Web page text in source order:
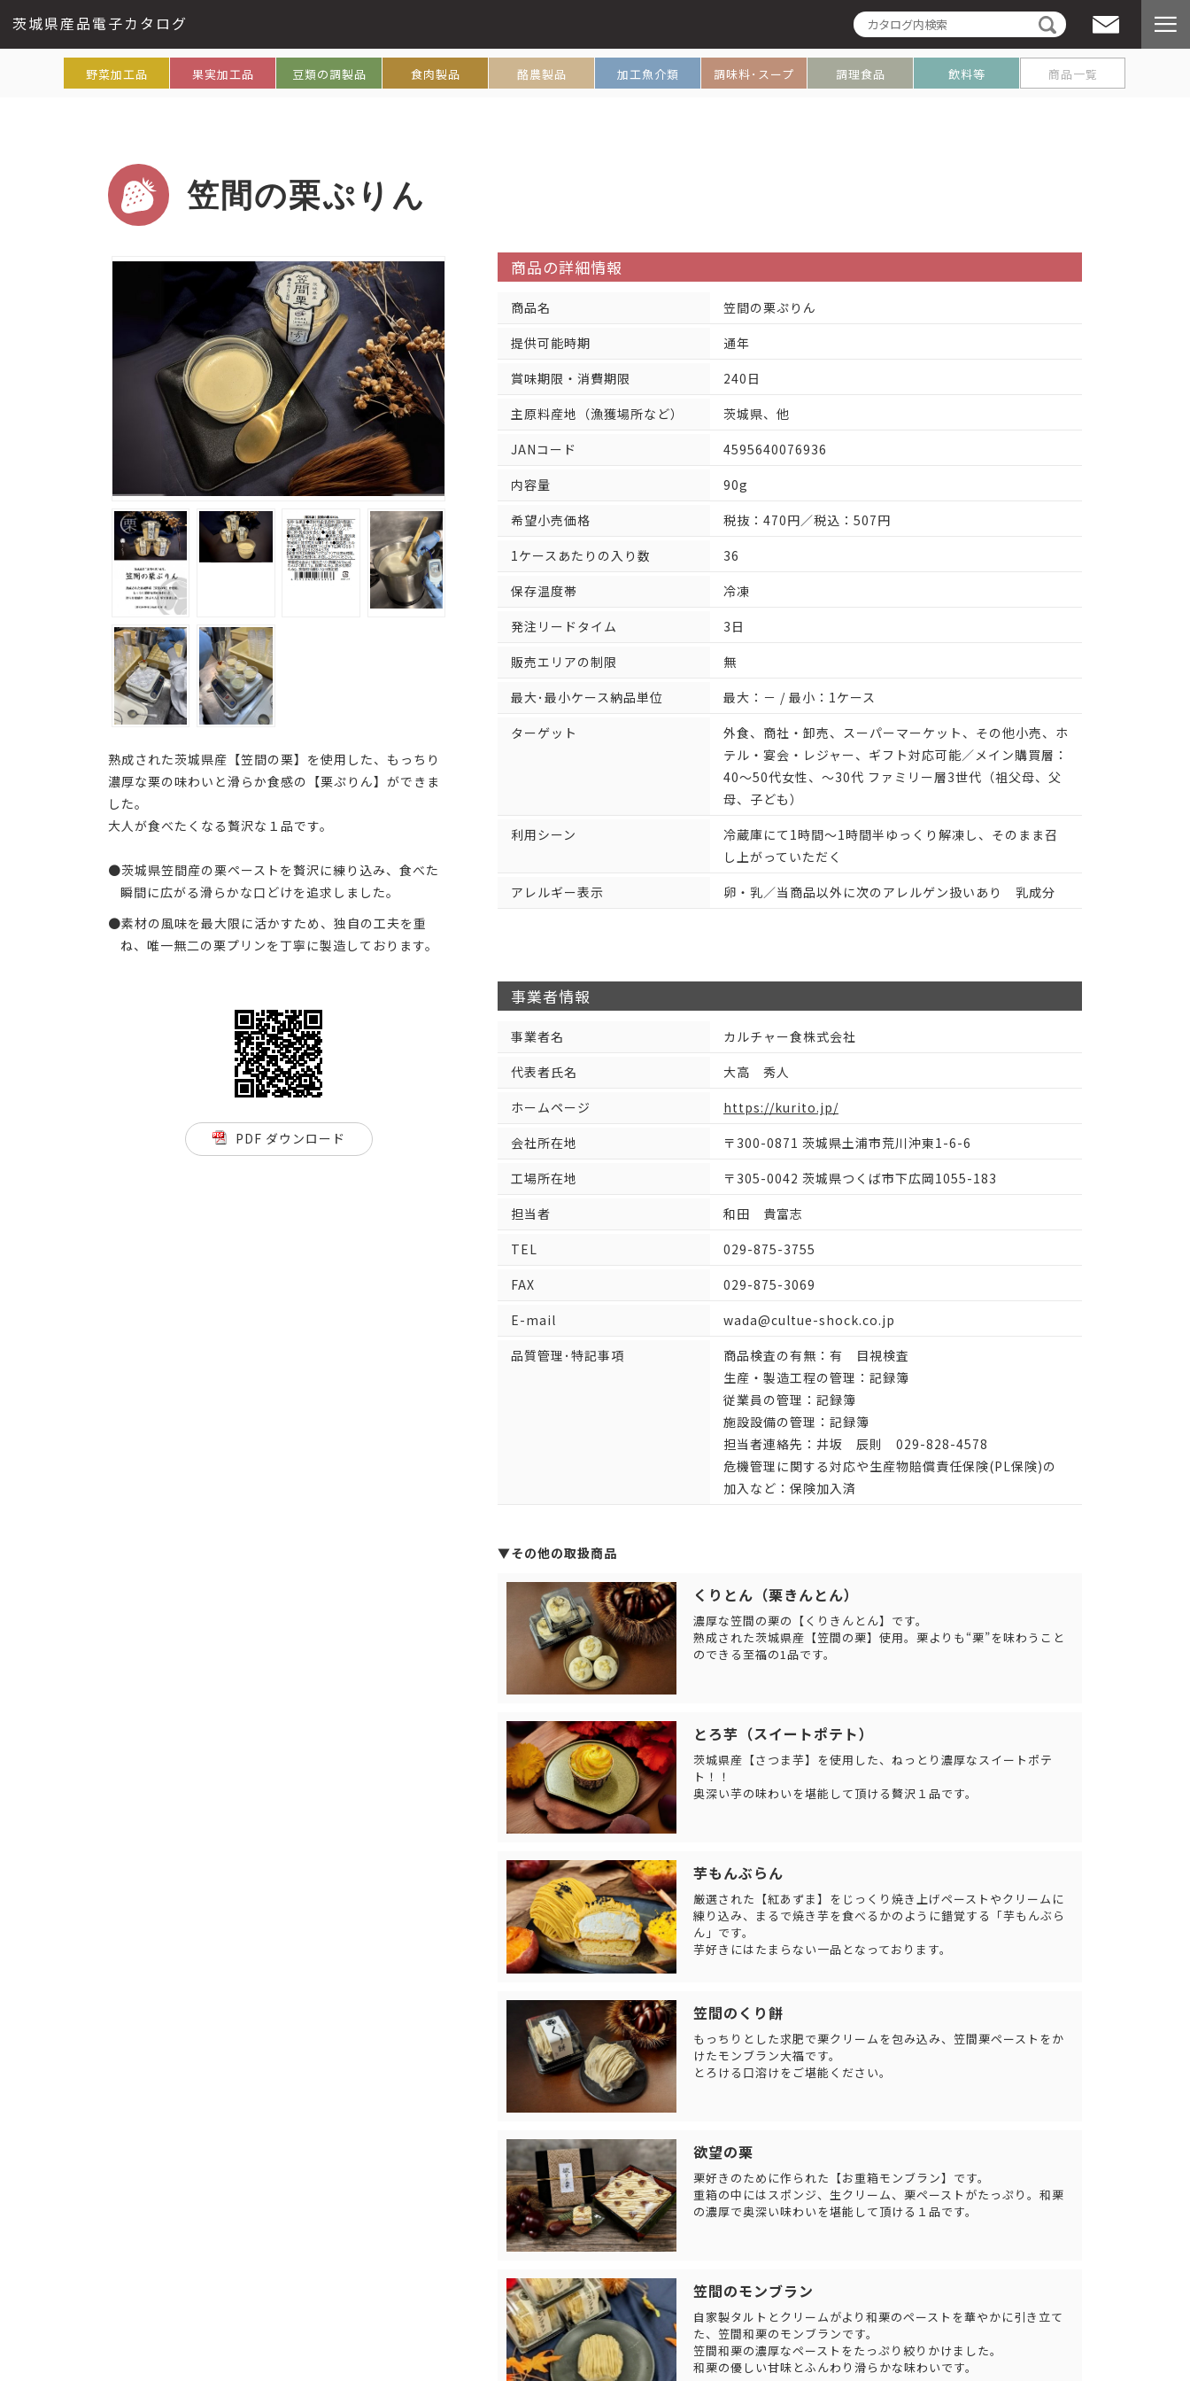
茨城県産品電子カタログ
笠間の栗ぷりん
熟成された茨城県産【笠間の栗】を使用した、もっちり
濃厚な栗の味わいと滑らか食感の【栗ぷりん】ができま
した。
大人が食べたくなる贅沢な１品です。
●茨城県笠間産の栗ペーストを贅沢に練り込み、食べた
瞬間に広がる滑らかな口どけを追求しました。
●素材の風味を最大限に活かすため、独自の工夫を重
ね、唯一無二の栗プリンを丁寧に製造しております。
PDF ダウンロード
商品の詳細情報
商品名
笠間の栗ぷりん
提供可能時期
通年
賞味期限・消費期限
240日
主原料産地（漁獲場所など）
茨城県、他
JANコード
4595640076936
内容量
90g
希望小売価格
税抜：470円／税込：507円
1ケースあたりの入り数
36
保存温度帯
冷凍
発注リードタイム
3日
販売エリアの制限
無
最大･最小ケース納品単位
最大：－ / 最小：1ケース
ターゲット
外食、商社・卸売、スーパーマーケット、その他小売、ホ
テル・宴会・レジャー、ギフト対応可能／メイン購買層：
40～50代女性、～30代 ファミリー層3世代（祖父母、父
母、子ども）
利用シーン
冷蔵庫にて1時間～1時間半ゆっくり解凍し、そのまま召
し上がっていただく
アレルギー表示
卵・乳／当商品以外に次のアレルゲン扱いあり 乳成分
事業者情報
事業者名
カルチャー食株式会社
代表者氏名
大高 秀人
ホームページ
https://kurito.jp/
会社所在地
〒300-0871 茨城県土浦市荒川沖東1-6-6
工場所在地
〒305-0042 茨城県つくば市下広岡1055-183
担当者
和田 貴富志
TEL
029-875-3755
FAX
029-875-3069
E-mail
wada@cultue-shock.co.jp
品質管理･特記事項
商品検査の有無：有 目視検査
生産・製造工程の管理：記録簿
従業員の管理：記録簿
施設設備の管理：記録簿
担当者連絡先：井坂 辰則 029-828-4578
危機管理に関する対応や生産物賠償責任保険(PL保険)の
加入など：保険加入済
▼その他の取扱商品
くりとん（栗きんとん）
濃厚な笠間の栗の【くりきんとん】です。
熟成された茨城県産【笠間の栗】使用。栗よりも“栗”を味わうこと
のできる至福の1品です。
とろ芋（スイートポテト）
茨城県産【さつま芋】を使用した、ねっとり濃厚なスイートポテ
ト！！
奥深い芋の味わいを堪能して頂ける贅沢１品です。
芋もんぶらん
厳選された【紅あずま】をじっくり焼き上げペーストやクリームに
練り込み、まるで焼き芋を食べるかのように錯覚する「芋もんぶら
ん」です。
芋好きにはたまらない一品となっております。
笠間のくり餅
もっちりとした求肥で栗クリームを包み込み、笠間栗ペーストをか
けたモンブラン大福です。
とろける口溶けをご堪能ください。
欲望の栗
栗好きのために作られた【お重箱モンブラン】です。
重箱の中にはスポンジ、生クリーム、栗ペーストがたっぷり。和栗
の濃厚で奥深い味わいを堪能して頂ける１品です。
笠間のモンブラン
自家製タルトとクリームがより和栗のペーストを華やかに引き立て
た、笠間和栗のモンブランです。
笠間和栗の濃厚なペーストをたっぷり絞りかけました。
和栗の優しい甘味とふんわり滑らかな味わいです。
野菜加工品 果実加工品 豆類の調製品 食肉製品 酪農製品 加工魚介類 調味料･スープ 調理食品 飲料等 商品一覧